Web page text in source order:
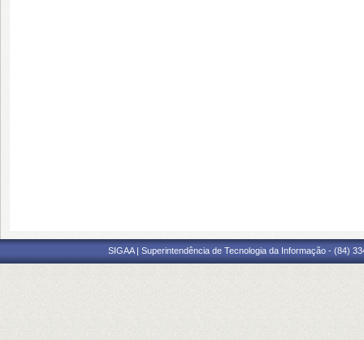
SIGAA | Superintendência de Tecnologia da Informação - (84)